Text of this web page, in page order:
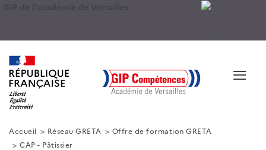
GIP de l'académie de Versailles
≡
Accueil Réseau GRETA
Offre de formation GRETA
CAP - Pâtissier